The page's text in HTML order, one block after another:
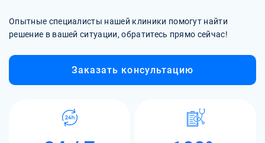
Опытные специалисты нашей клиники помогут найти
решение в вашей ситуации, обратитесь прямо сейчас!
Заказать консультацию